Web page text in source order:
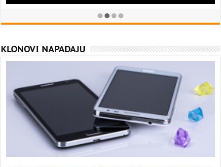
KLONOVI NAPADAJU